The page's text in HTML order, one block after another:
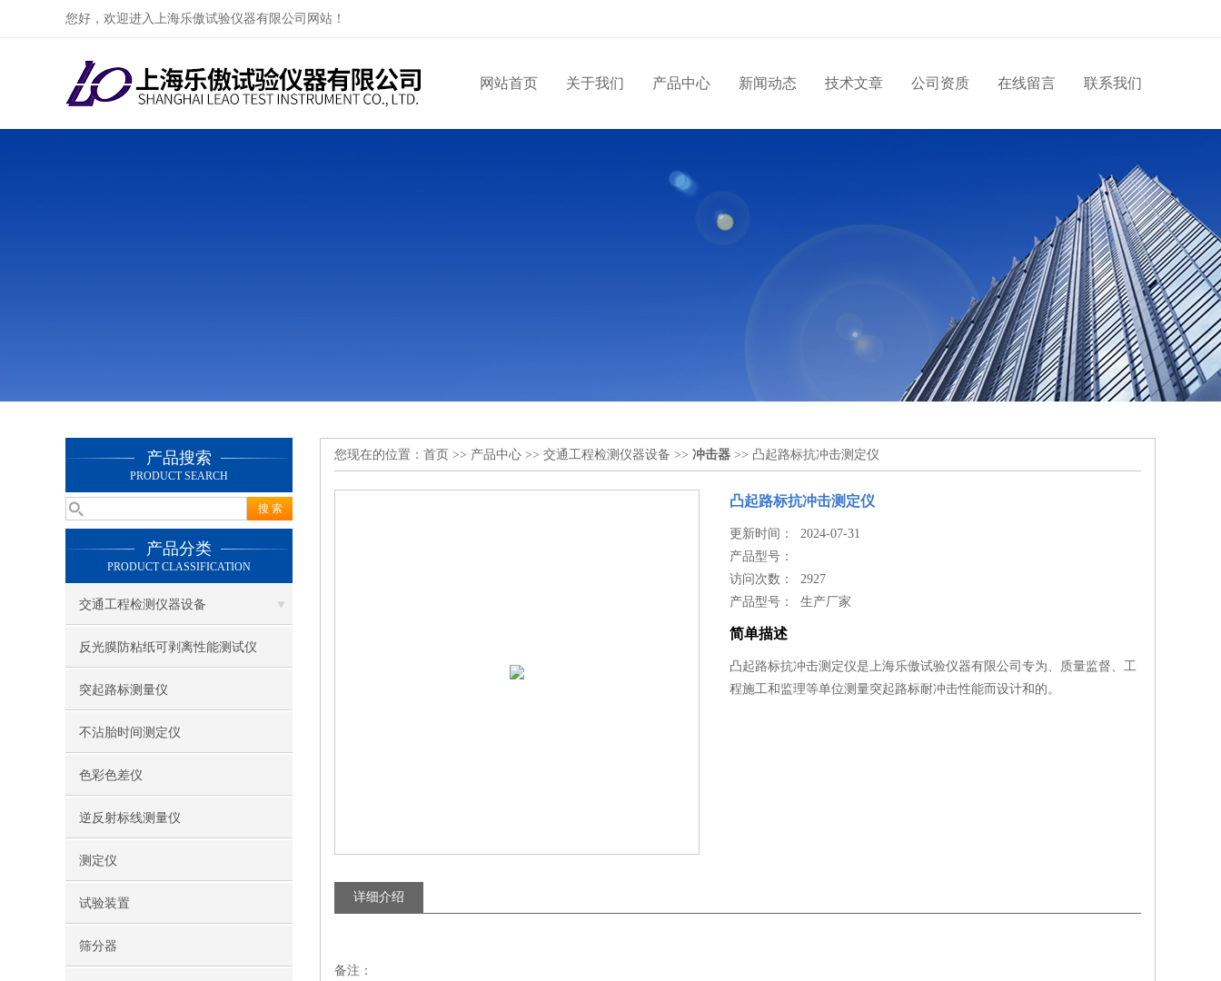
您好，欢迎进入上海乐傲试验仪器有限公司网站！
网站首页 关于我们 产品中心 新闻动态 技术文章 公司资质 在线留言 联系我们
产品搜索
PRODUCT SEARCH
产品分类
PRODUCT CLASSIFICATION
交通工程检测仪器设备
反光膜防粘纸可剥离性能测试仪
突起路标测量仪
不沾胎时间测定仪
色彩色差仪
逆反射标线测量仪
测定仪
试验装置
筛分器
您现在的位置： 首页 >> 产品中心 >> 交通工程检测仪器设备 >> 冲击器 >> 凸起路标抗冲击测定仪
凸起路标抗冲击测定仪
更新时间： 2024-07-31
产品型号：
访问次数： 2927
产品型号： 生产厂家
简单描述
凸起路标抗冲击测定仪是上海乐傲试验仪器有限公司专为、质量监督、工
程施工和监理等单位测量突起路标耐冲击性能而设计和的。
详细介绍
备注：